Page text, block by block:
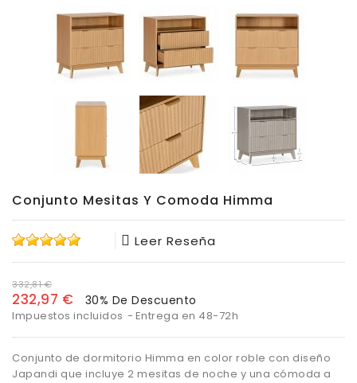
Conjunto Mesitas Y Comoda Himma
Leer Reseña
332,81 €
232,97 € 30% De Descuento
Impuestos incluidos Entrega en 48-72h
Conjunto de dormitorio Himma en color roble con diseño
Japandi que incluye 2 mesitas de noche y una cómoda a